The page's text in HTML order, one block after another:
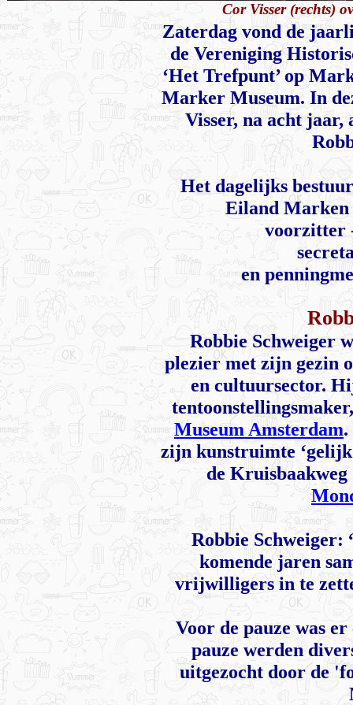
Cor Visser (rechts)
Zaterdag vond de
de Vereniging
‘Het Trefpunt’ op
Marker Museum. In
Visser, na acht jaar,
Het dagelijks
Eiland Marken
voorzitter
en
Robbie Schweiger
plezier met zijn gezin
en cultuursector.
Museum Amsterdam
zijn kunstruimte
de
Robbie
komende jaren
vrijwilligers in te
Voor de pauze was er
pauze werden
uitgezocht door de